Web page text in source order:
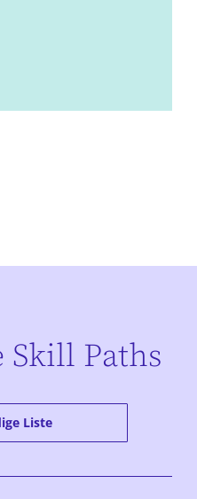
Skill Paths
Liste